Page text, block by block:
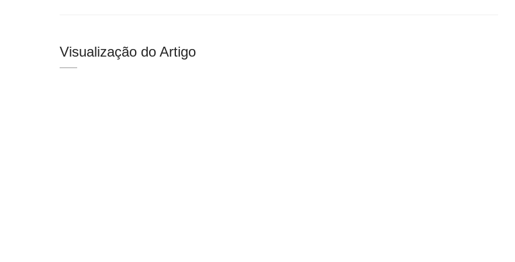
Visualização do Artigo